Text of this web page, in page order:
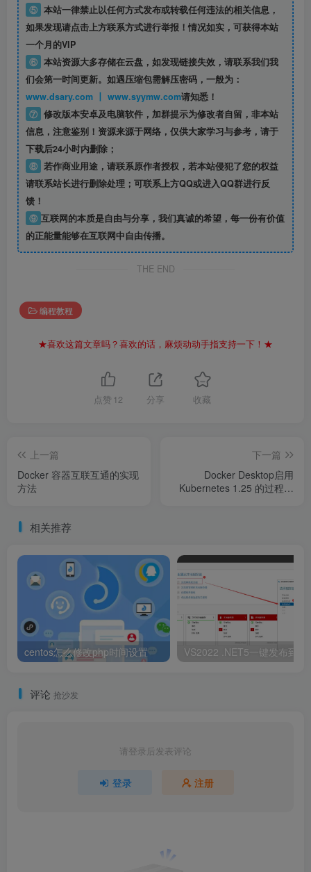
⑤ 本站一律禁止以任何方式发布或转载任何违法的相关信息，
如果发现请点击上方联系方式进行举报！情况如实，可获得本站
一个月的VIP
⑥ 本站资源大多存储在云盘，如发现链接失效，请联系我们我
们会第一时间更新。如遇压缩包需解压密码，一般为：
www.dsary.com 丨 www.syymw.com请知悉！
⑦ 修改版本安卓及电脑软件，加群提示为修改者自留， 非本站
信息，注意鉴别！资源来源于网络，仅供大家学习与参考，请于
下载后24小时内删除；
⑧ 若作商业用途，请联系原作者授权，若本站侵犯了您的权益
请联系站长进行删除处理；可联系上方QQ或进入QQ群进行反
馈！
⑨ 互联网的本质是自由与分享，我们真诚的希望，每一份有价值
的正能量能够在互联网中自由传播。
THE END
编程教程
★喜欢这篇文章吗？喜欢的话，麻烦动动手指支持一下！★
点赞 12 分享 收藏
上一篇
Docker 容器互联互通的实现
方法
下一篇
Docker Desktop启用
Kubernetes 1.25 的过程记
相关推荐
centos怎么修改php时间设置
评论 抢沙发
请登录后发表评论
登录 注册